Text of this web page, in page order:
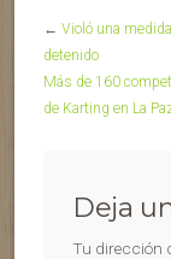
← Violó una
detenido
Más de 160
de Karting en La
Deja
Tu dirección